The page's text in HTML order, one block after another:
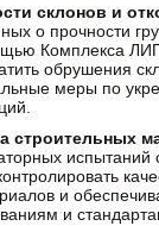
склонов и
о прочности
Комплекса
обрушения
меры по
строительных
испытаний
и
и